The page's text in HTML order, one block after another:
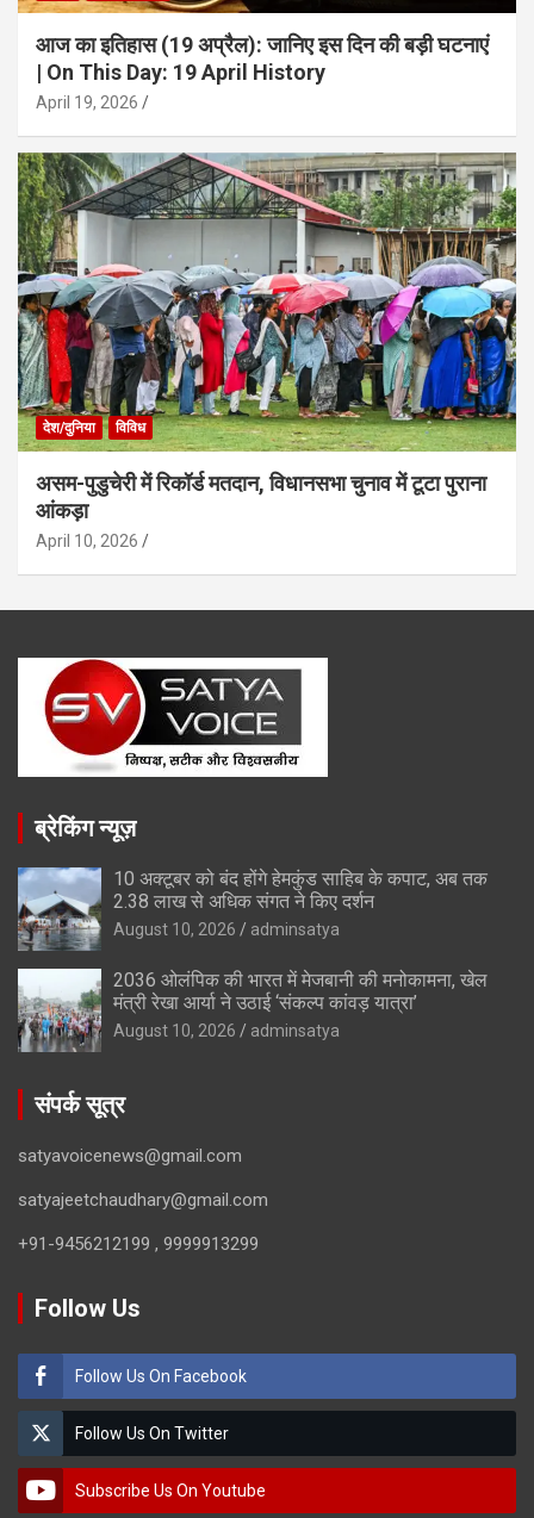
आज का इतिहास (19 अप्रैल): जानिए इस दिन की बड़ी घटनाएं
| On This Day: 19 April History
April 19, 2026
देश/दुनिया विविध
असम-पुडुचेरी में रिकॉर्ड मतदान, विधानसभा चुनाव में टूटा पुराना
आंकड़ा
April 10, 2026
ब्रेकिंग न्यूज़
10 अक्टूबर को बंद होंगे हेमकुंड साहिब के कपाट, अब तक
2.38 लाख से अधिक संगत ने किए दर्शन
August 10, 2026 adminsatya
2036 ओलंपिक की भारत में मेजबानी की मनोकामना, खेल
मंत्री रेखा आर्या ने उठाई ‘संकल्प कांवड़ यात्रा’
August 10, 2026 adminsatya
संपर्क सूत्र
satyavoicenews@gmail.com
satyajeetchaudhary@gmail.com
+91-9456212199 , 9999913299
Follow Us
Follow Us On Facebook
Follow Us On Twitter
Subscribe Us On Youtube